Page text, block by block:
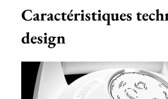
Caractéristiques
design